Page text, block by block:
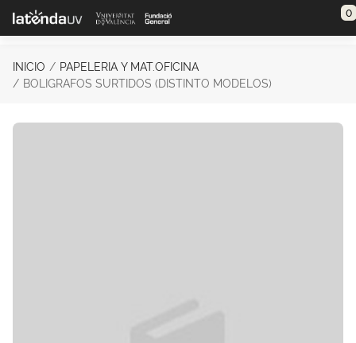
Saltar al contenido principal 0
INICIO
PAPELERIA Y MAT.OFICINA
BOLIGRAFOS SURTIDOS (DISTINTO MODELOS)